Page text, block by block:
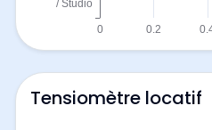
Tensiomètre locatif